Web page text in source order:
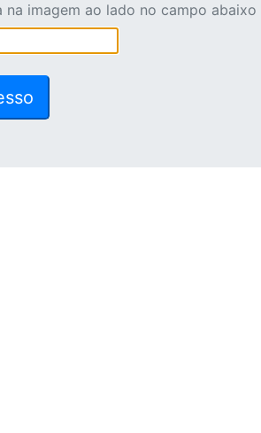
na imagem ao lado no campo abaixo